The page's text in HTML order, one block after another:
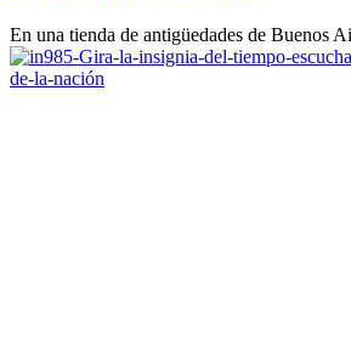
En una tienda de antigüedades de Buenos